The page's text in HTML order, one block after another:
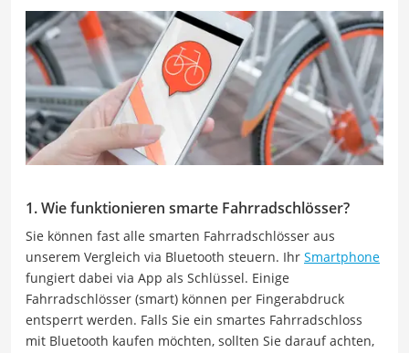
1. Wie funktionieren smarte Fahrradschlösser?
Sie können fast alle smarten Fahrradschlösser aus
unserem Vergleich via Bluetooth steuern. Ihr Smartphone
fungiert dabei via App als Schlüssel. Einige
Fahrradschlösser (smart) können per Fingerabdruck
entsperrt werden. Falls Sie ein smartes Fahrradschloss
mit Bluetooth kaufen möchten, sollten Sie darauf achten,